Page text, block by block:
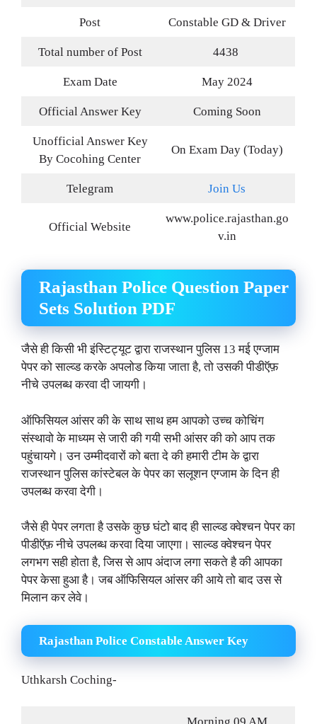
Post Constable GD & Driver
Total number of Post 4438
Exam Date May 2024
Official Answer Key Coming Soon
Unofficial Answer Key
By Cocohing Center
On Exam Day (Today)
Telegram Join Us
Official Website
www.police.rajasthan.go
v.in
Rajasthan Police Question Paper
Sets Solution PDF
जैसे ही किसी भी इंस्टिट्यूट द्वारा राजस्थान पुलिस 13 मई एग्जाम
पेपर को साल्व्ड करके अपलोड किया जाता है, तो उसकी पीडीऍफ़
नीचे उपलब्ध करवा दी जायगी।
ऑफिसियल आंसर की के साथ साथ हम आपको उच्च कोचिंग
संस्थावो के माध्यम से जारी की गयी सभी आंसर की को आप तक
पहुंचायगे। उन उम्मीदवारों को बता दे की हमारी टीम के द्वारा
राजस्थान पुलिस कांस्टेबल के पेपर का सलूशन एग्जाम के दिन ही
उपलब्ध करवा देगी।
जैसे ही पेपर लगता है उसके कुछ घंटो बाद ही साल्व्ड क्वेश्चन पेपर का
पीडीऍफ़ नीचे उपलब्ध करवा दिया जाएगा। साल्व्ड क्वेश्चन पेपर
लगभग सही होता है, जिस से आप अंदाज लगा सकते है की आपका
पेपर केसा हुआ है। जब ऑफिसियल आंसर की आये तो बाद उस से
मिलान कर लेवे।
Rajasthan Police Constable Answer Key
Uthkarsh Coching-